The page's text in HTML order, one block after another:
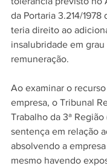
da Portaria 3.214/1978
teria direito ao
insalubridade em
remuneração.
Ao examinar o
empresa, o Tribunal
Trabalho da 3ª
sentença em relação
absolvendo a
mesmo havendo